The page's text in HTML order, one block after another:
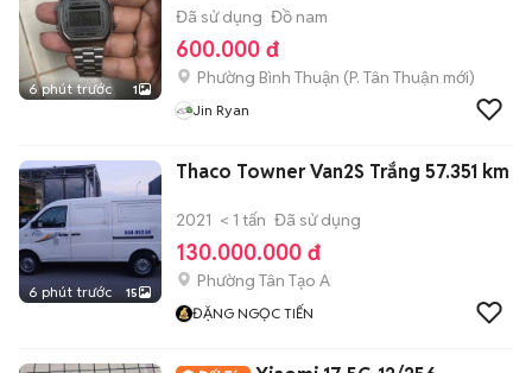
6 phút trước 1
Đã sử dụng Đồ nam
600.000 đ
Phường Bình Thuận (P. Tân Thuận mới)
Jin Ryan
6 phút trước 15
Thaco Towner Van2S Trắng 57.351 km
2021 < 1 tấn Đã sử dụng
130.000.000 đ
Phường Tân Tạo A
ĐẶNG NGỌC TIẾN